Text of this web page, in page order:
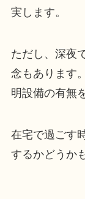
実します。
ただし、深夜
念もあります
明設備の有無
在宅で過ごす
するかどうか